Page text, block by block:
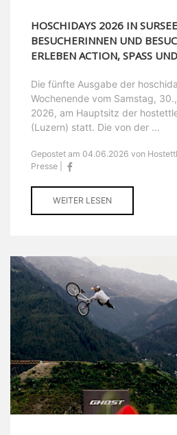
HOSCHIDAYS 2026 IN
BESUCHERINNEN UND
ERLEBEN ACTION, SPASS
Die fünfte Ausgabe der
Wochenende vom Samstag,
2026, am Hauptsitz der
(Luzern) statt. Die von der ...
Gepostet am 04.06.2026 von
Presse |
WEITER LESEN